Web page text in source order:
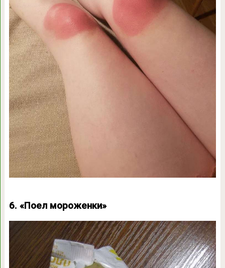
6. «Поел мороженки»